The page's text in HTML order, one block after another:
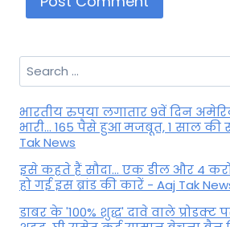
Search
for:
भारतीय रुपया लगातार 9वें दिन
भारी... 165 पैसे हुआ मजबूत, 1 साल
Tak News
इसे कहते हैं सौदा... एक डील और 4
हो गई इस ब्रांड की कारें - Aaj Tak
डाबर के '100% शुद्ध' दावे वाले प्रोडक्ट